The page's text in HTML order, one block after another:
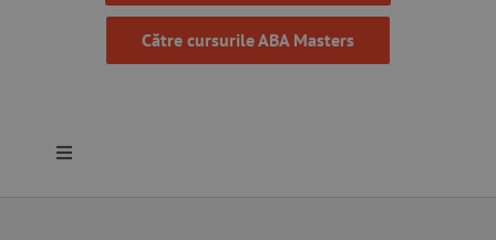
Către cursurile ABA Masters
Toggle